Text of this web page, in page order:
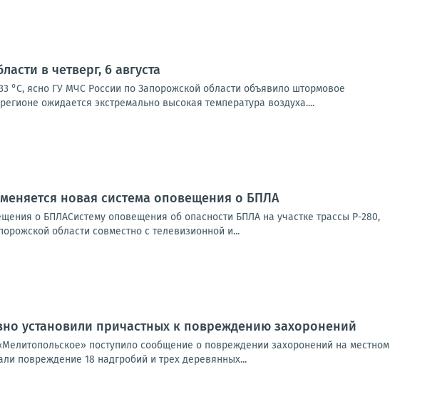
в четверг, 6 августа
°С, ясно ГУ МЧС России по Запорожской области объявило штормовое
ожидается экстремально высокая температура воздуха....
новая система оповещения о БПЛА
о БПЛАСистему оповещения об опасности БПЛА на участке трассы Р-280,
области совместно с телевизионной и...
установили причастных к повреждению захоронений
поступило сообщение о повреждении захоронений на местном
повреждение 18 надгробий и трех деревянных...